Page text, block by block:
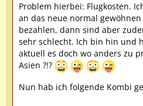
Problem hierbei: Flugkosten.
an das neue normal
bezahlen, dann sind aber
sehr schlecht. Ich bin hin und
aktuell es doch wo anders zu
Asien ?!?
Nun hab ich folgende Kombi